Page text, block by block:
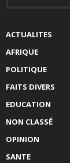
ACTUALITES
AFRIQUE
POLITIQUE
FAITS DIVERS
EDUCATION
NON CLASSÉ
OPINION
SANTE